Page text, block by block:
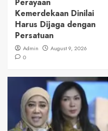
Kemerdekaan Dinilai
Harus Dijaga dengan
Persatuan
Admin
August 9, 2026
0